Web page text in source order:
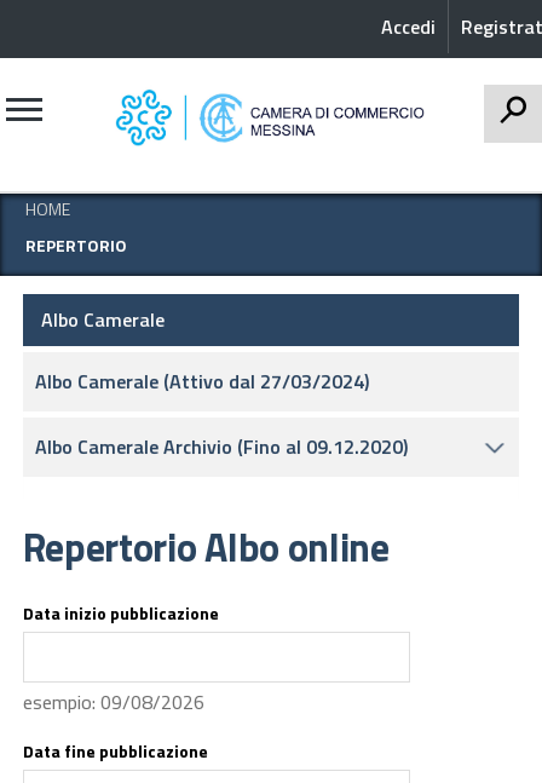
Accedi
HOME
REPERTORIO
Albo Camerale
Albo Camerale (Attivo dal 27/03/2024)
Albo Camerale Archivio (Fino al 09.12.2020)
Repertorio Albo online
Data inizio pubblicazione
Data
esempio: 09/08/2026
Data fine pubblicazione